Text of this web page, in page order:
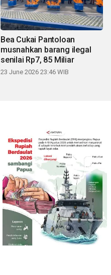
Bea Cukai Pantoloan
musnahkan barang ilegal
senilai Rp7, 85 Miliar
23 June 2026 23:46 WIB